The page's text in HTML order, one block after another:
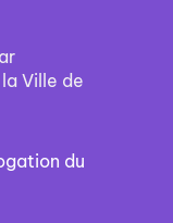
Ville de